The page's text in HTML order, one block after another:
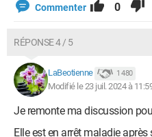
Commenter 0
RÉPONSE 4 / 5
LaBeotienne 1 480
Modifié le 23 juil. 2024 à
Je remonte ma discussion
Elle est en arrêt maladie